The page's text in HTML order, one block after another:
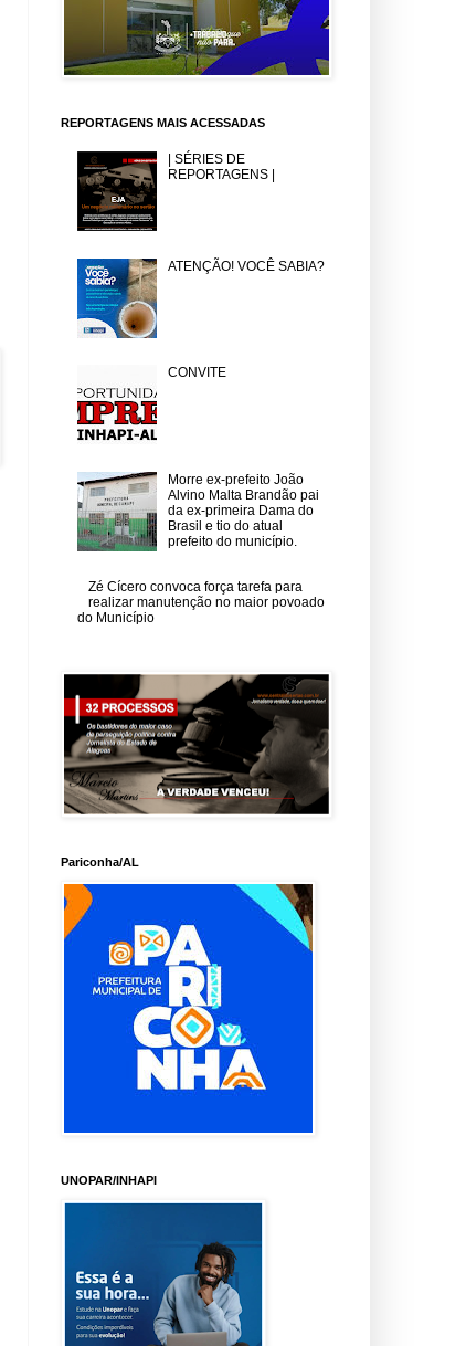
REPORTAGENS MAIS ACESSADAS
| SÉRIES DE
REPORTAGENS |
ATENÇÃO! VOCÊ SABIA?
CONVITE
Morre ex-prefeito João
Alvino Malta Brandão pai
da ex-primeira Dama do
Brasil e tio do atual
prefeito do município.
Zé Cícero convoca força tarefa para
realizar manutenção no maior povoado
do Município
Pariconha/AL
UNOPAR/INHAPI